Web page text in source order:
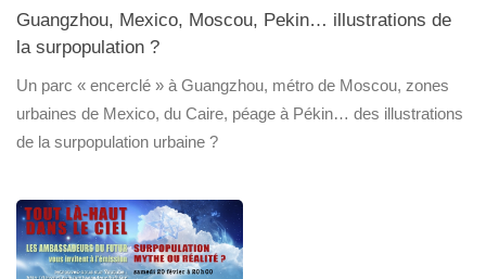
Guangzhou, Mexico, Moscou, Pekin… illustrations de
la surpopulation ?
Un parc « encerclé » à Guangzhou, métro de Moscou, zones
urbaines de Mexico, du Caire, péage à Pékin… des illustrations
de la surpopulation urbaine ?